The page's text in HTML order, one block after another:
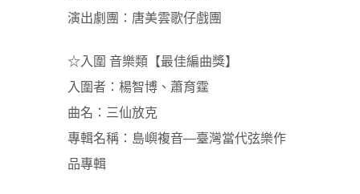
演出劇團：唐美雲歌仔戲團
☆入圍 音樂類【最佳編曲獎】
入圍者：楊智博、蕭育霆
曲名：三仙放克
專輯名稱：島嶼複音—臺灣當代弦樂作
品專輯